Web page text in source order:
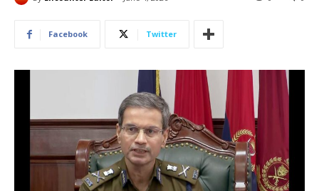
Facebook Twitter